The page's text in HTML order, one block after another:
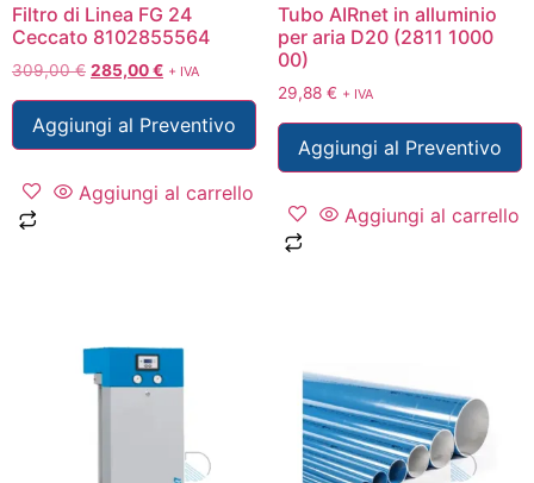
Filtro di Linea FG 24
Ceccato 8102855564
309,00€ 285,00€ + IVA
Aggiungi al Preventivo
Aggiungi al carrello
Tubo AIRnet in alluminio
per aria D20 (2811 1000
00)
29,88 € + IVA
Aggiungi al Preventivo
Aggiungi al carrello